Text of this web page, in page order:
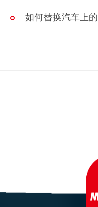
如何替换汽车上